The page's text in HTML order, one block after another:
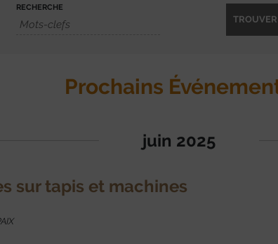
RECHERCHE
Prochains
juin 2025
sur tapis et machines